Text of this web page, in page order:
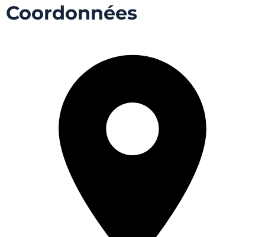
Coordonnées